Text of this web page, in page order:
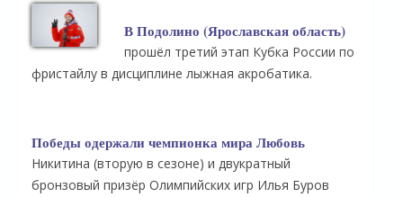
В Подолино (Ярославская область)
прошёл третий этап Кубка России по
фристайлу в дисциплине лыжная акробатика.
Победы одержали чемпионка мира Любовь
Никитина (вторую в сезоне) и двукратный
бронзовый призёр Олимпийских игр Илья Буров